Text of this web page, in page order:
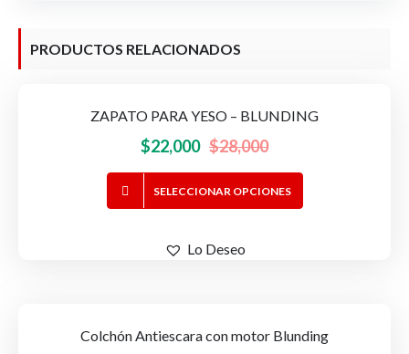
PRODUCTOS RELACIONADOS
ZAPATO PARA YESO – BLUNDING
$28,000El
precio
original
$22,000
El
precio
actual
SELECCIONAR OPCIONES
producto
se
Lo Deseo
Colchón Antiescara con motor Blunding